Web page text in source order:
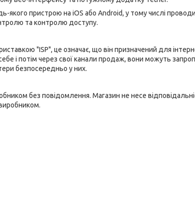
пристрою на iOS або Android, у тому числі
та контролю доступу.
"ISP", це означає, що він призначений для
і потім через свої канали продаж, вони можуть
безпосередньо у них.
без повідомлення. Магазин не несе